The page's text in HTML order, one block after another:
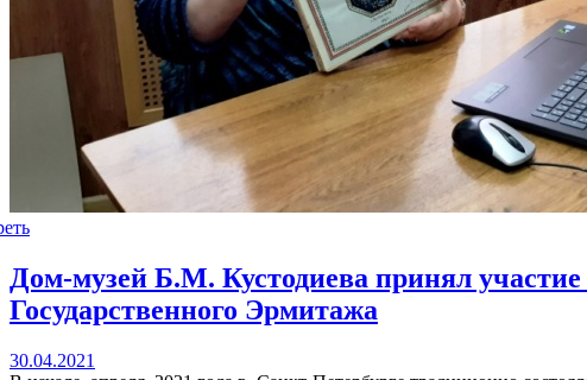
Дом-музей Б.М. Кустодиева принял
Государственного Эрмитажа
30.04.2021